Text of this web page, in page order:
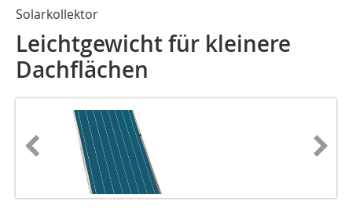
Solarkollektor
Leichtgewicht für kleinere
Dachflächen